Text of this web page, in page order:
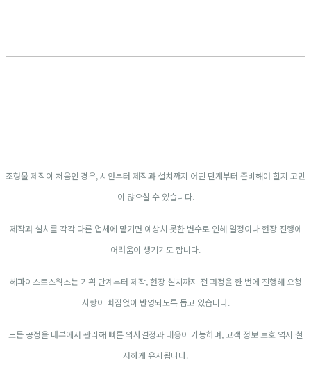
조형물 제작이 처음인 경우, 시안부터 제작과 설치까지 어떤 단계부터 준비해야 할지 고민
이 많으실 수 있습니다.
제작과 설치를 각각 다른 업체에 맡기면 예상치 못한 변수로 인해 일정이나 현장 진행에
어려움이 생기기도 합니다.
헤파이스토스웍스는 기획 단계부터 제작, 현장 설치까지 전 과정을 한 번에 진행해 요청
사항이 빠짐없이 반영되도록 돕고 있습니다.
모든 공정을 내부에서 관리해 빠른 의사결정과 대응이 가능하며, 고객 정보 보호 역시 철
저하게 유지됩니다.